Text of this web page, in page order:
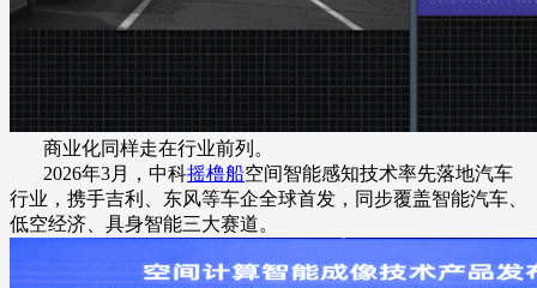
商业化同样走在行业前列。
2026年3月，中科摇橹船空间智能感知技术率先落地汽车
行业，携手吉利、东风等车企全球首发，同步覆盖智能汽车、
低空经济、具身智能三大赛道。